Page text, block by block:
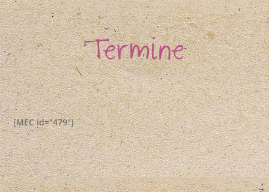
Termine
[MEC id="479"]